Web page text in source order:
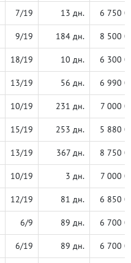
7/19 13 дн. 6 750
9/19 184 дн. 8 500
18/19 10 дн. 6 300
13/19 56 дн. 6 990
10/19 231 дн. 7 000
15/19 253 дн. 5 880
13/19 367 дн. 8 750
10/19 3 дн. 7 000
12/19 81 дн. 6 850
6/9 89 дн. 6 700
6/19 89 дн. 6 700